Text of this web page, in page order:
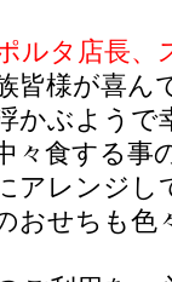
ルタ店長、
皆様が喜ん
かぶようで
々食する事
アレンジし
おせちも色